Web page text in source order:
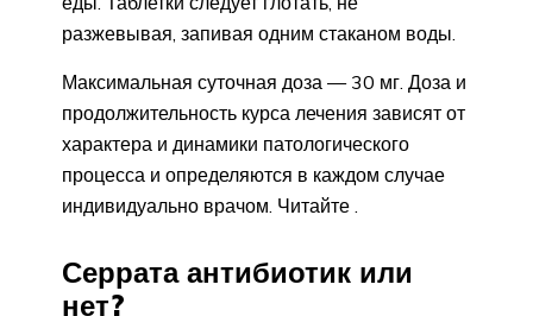
разжевывая, запивая одним стаканом воды.
Максимальная суточная доза — 30 мг. Доза и
продолжительность курса лечения зависят от
характера и динамики патологического
процесса и определяются в каждом случае
индивидуально врачом. Читайте .
Серрата антибиотик или
нет?